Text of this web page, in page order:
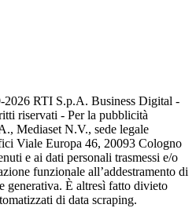
2026 RTI S.p.A. Business Digital -
riservati - Per la pubblicità
Mediaset N.V., sede legale
Viale Europa 46, 20093 Cologno
e ai dati personali trasmessi e/o
funzionale all’addestramento di
generativa. È altresì fatto divieto
di data scraping.